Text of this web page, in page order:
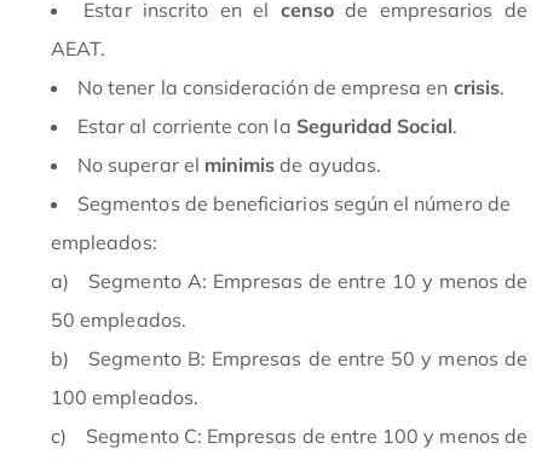
Estar inscrito en el censo de empresarios de
AEAT.
No tener la consideración de empresa en crisis.
Estar al corriente con la Seguridad Social.
No superar el minimis de ayudas.
Segmentos de beneficiarios según el número de
empleados:
a) Segmento A: Empresas de entre 10 y menos de
50 empleados.
b) Segmento B: Empresas de entre 50 y menos de
100 empleados.
c) Segmento C: Empresas de entre 100 y menos de